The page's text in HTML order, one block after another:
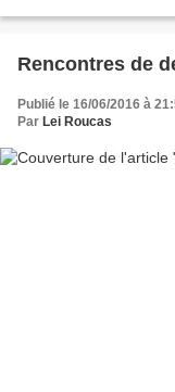
Rencontres de
Publié le 16/06/2016 à
Par Lei Roucas